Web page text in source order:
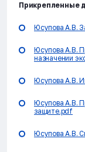
Прикрепленные
Юсупова А.В.
Юсупова А.В.
назначении
Юсупова А.В.
Юсупова А.В.
защите.pdf
Юсупова А.В.